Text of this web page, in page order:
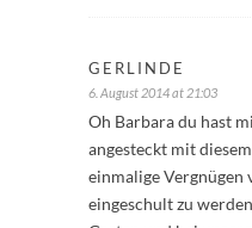
GERLINDE
6. August 2014 at 21:03
Oh Barbara du hast
angesteckt mit
einmalige
eingeschult zu